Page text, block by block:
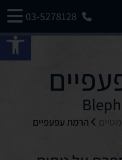
03-5278128
הרמת עפעפיים